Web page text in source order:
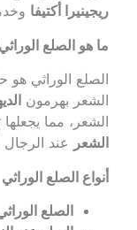
ريجينيرا أكتيفا
ما هو الصلع
الصلع الوراثي
الشعر بهرمون
الشعر، مما
الشعر عند
أنواع الصلع الوراثي
الصلع